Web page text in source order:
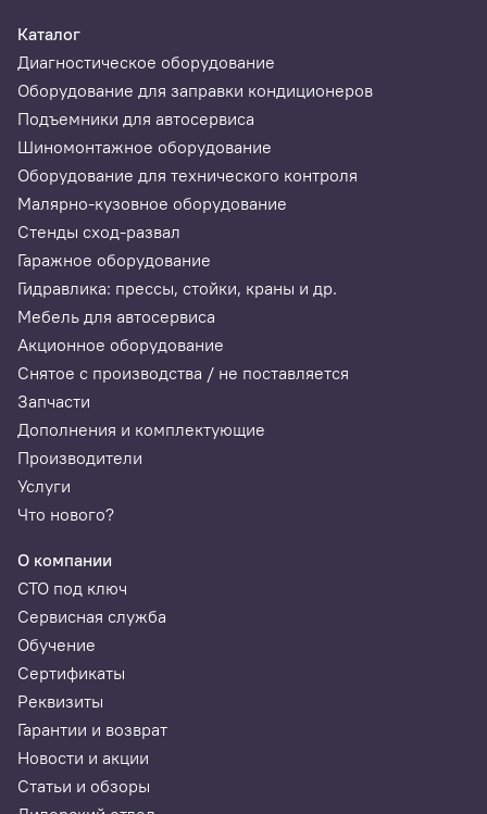
Каталог
Диагностическое оборудование
Оборудование для заправки кондиционеров
Подъемники для автосервиса
Шиномонтажное оборудование
Оборудование для технического контроля
Малярно-кузовное оборудование
Стенды сход-развал
Гаражное оборудование
Гидравлика: прессы, стойки, краны и др.
Мебель для автосервиса
Акционное оборудование
Снятое с производства / не поставляется
Запчасти
Дополнения и комплектующие
Производители
Услуги
Что нового?
О компании
СТО под ключ
Сервисная служба
Обучение
Сертификаты
Реквизиты
Гарантии и возврат
Новости и акции
Статьи и обзоры